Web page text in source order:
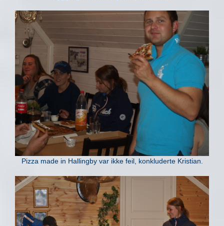
Pizza made in Hallingby var ikke feil, konkluderte Kristian.